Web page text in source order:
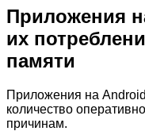
Приложения
их
памяти
Приложения на
количество
причинам.